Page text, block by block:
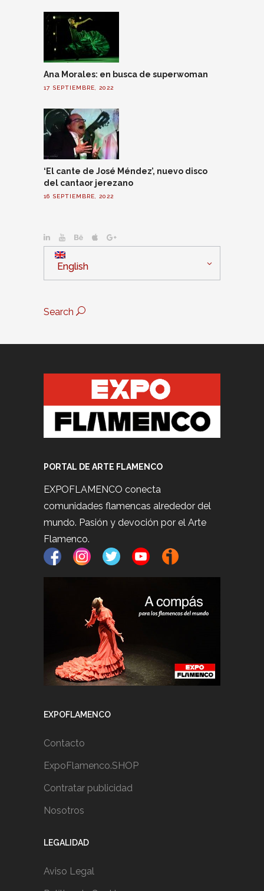
Ana Morales: en busca de superwoman
17 SEPTIEMBRE, 2022
‘El cante de José Méndez’, nuevo disco
del cantaor jerezano
16 SEPTIEMBRE, 2022
English
Search
PORTAL DE ARTE FLAMENCO
EXPOFLAMENCO conecta
comunidades flamencas alrededor del
mundo. Pasión y devoción por el Arte
Flamenco.
EXPOFLAMENCO
Contacto
ExpoFlamenco.SHOP
Contratar publicidad
Nosotros
LEGALIDAD
Aviso Legal